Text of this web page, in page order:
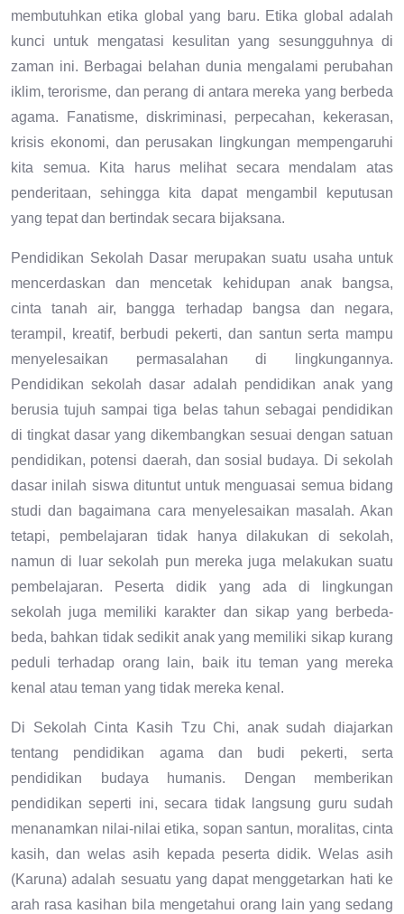
membutuhkan etika global yang baru. Etika global adalah
kunci untuk mengatasi kesulitan yang sesungguhnya di
zaman ini. Berbagai belahan dunia mengalami perubahan
iklim, terorisme, dan perang di antara mereka yang berbeda
agama. Fanatisme, diskriminasi, perpecahan, kekerasan,
krisis ekonomi, dan perusakan lingkungan mempengaruhi
kita semua. Kita harus melihat secara mendalam atas
penderitaan, sehingga kita dapat mengambil keputusan
yang tepat dan bertindak secara bijaksana.
Pendidikan Sekolah Dasar merupakan suatu usaha untuk
mencerdaskan dan mencetak kehidupan anak bangsa,
cinta tanah air, bangga terhadap bangsa dan negara,
terampil, kreatif, berbudi pekerti, dan santun serta mampu
menyelesaikan permasalahan di lingkungannya.
Pendidikan sekolah dasar adalah pendidikan anak yang
berusia tujuh sampai tiga belas tahun sebagai pendidikan
di tingkat dasar yang dikembangkan sesuai dengan satuan
pendidikan, potensi daerah, dan sosial budaya. Di sekolah
dasar inilah siswa dituntut untuk menguasai semua bidang
studi dan bagaimana cara menyelesaikan masalah. Akan
tetapi, pembelajaran tidak hanya dilakukan di sekolah,
namun di luar sekolah pun mereka juga melakukan suatu
pembelajaran. Peserta didik yang ada di lingkungan
sekolah juga memiliki karakter dan sikap yang berbeda-
beda, bahkan tidak sedikit anak yang memiliki sikap kurang
peduli terhadap orang lain, baik itu teman yang mereka
kenal atau teman yang tidak mereka kenal.
Di Sekolah Cinta Kasih Tzu Chi, anak sudah diajarkan
tentang pendidikan agama dan budi pekerti, serta
pendidikan budaya humanis. Dengan memberikan
pendidikan seperti ini, secara tidak langsung guru sudah
menanamkan nilai-nilai etika, sopan santun, moralitas, cinta
kasih, dan welas asih kepada peserta didik. Welas asih
(Karuna) adalah sesuatu yang dapat menggetarkan hati ke
arah rasa kasihan bila mengetahui orang lain yang sedang